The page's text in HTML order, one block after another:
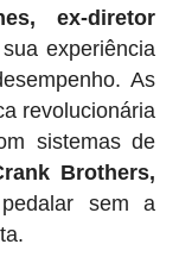
ex-diretor
experiência
As
revolucionária
sistemas de
Brothers,
sem a